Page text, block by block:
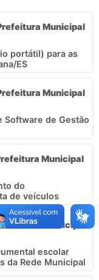
Municipal
portátil) para as
ES
Municipal
Software de Gestão
Municipal
do
de veículos
Municipal
escolar
da Rede Municipal